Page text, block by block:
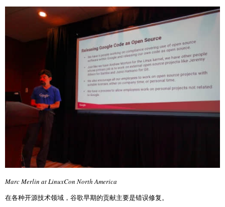
Marc Merlin at LinuxCon North America
在各种开源技术领域，谷歌早期的贡献主要是错误修复。